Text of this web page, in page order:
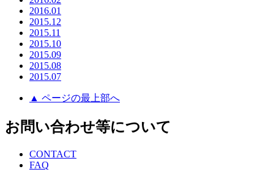
2016.01
2015.12
2015.11
2015.10
2015.09
2015.08
2015.07
▲ ページの最上部へ
お問い合わせ等について
CONTACT
FAQ